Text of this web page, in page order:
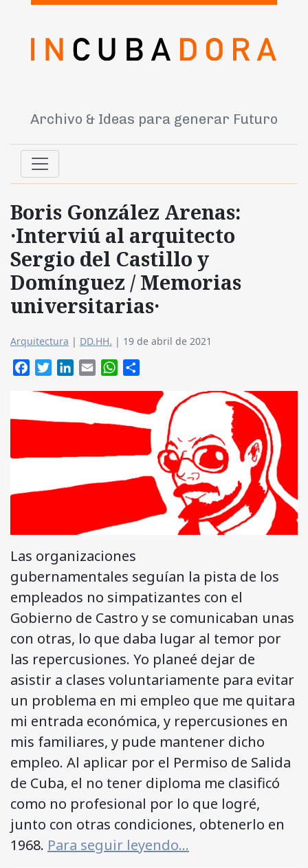
Archivo & Ideas para generar Futuro
Boris González Arenas:
·Interviú al arquitecto
Sergio del Castillo y
Domínguez / Memorias
universitarias·
Arquitectura | DD.HH. | 19 de abril de 2021
FacebookTwitterLinkedIn
Email WhatsApp
Las organizaciones
gubernamentales seguían la pista de los
empleados no simpatizantes con el
Gobierno de Castro y se comunicaban unas
con otras, lo que daba lugar al temor por
las repercusiones. Yo planeé dejar de
asistir a clases voluntariamente para evitar
un problema en mi empleo que me quitara
mi entrada económica, y repercusiones en
mis familiares, y pude mantener dicho
empleo. Al aplicar por el Permiso de Salida
de Cuba, el no tener diploma me clasificó
como no profesional por lo que logré,
junto con otras condiciones, obtenerlo en
1968. Para seguir leyendo…